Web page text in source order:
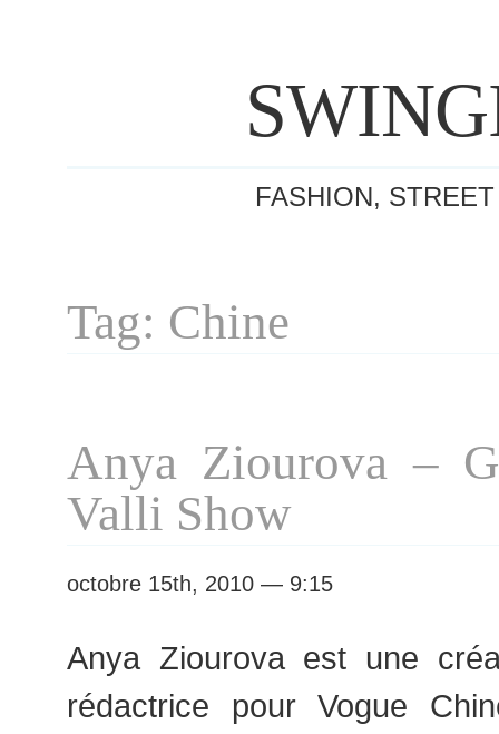
FASHION,
Tag: Chine
Anya Ziourova –
Valli Show
octobre 15th, 2010 — 9:15
Anya Ziourova est une
rédactrice pour Vogue